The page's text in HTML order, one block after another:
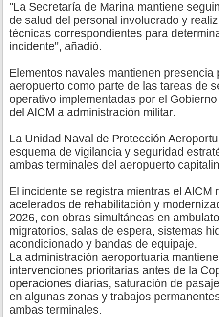
"La Secretaría de Marina mantiene
de salud del personal involucrado y
técnicas correspondientes para
incidente", añadió.
Elementos navales mantienen presencia
aeropuerto como parte de las tareas de
operativo implementadas por el
del AICM a administración militar.
La Unidad Naval de Protección
esquema de vigilancia y seguridad
ambas terminales del aeropuerto
El incidente se registra mientras el AICM
acelerados de rehabilitación y
2026, con obras simultáneas en
migratorios, salas de espera, sistemas
acondicionado y bandas de equipaje.
La administración aeroportuaria
intervenciones prioritarias antes de la
operaciones diarias, saturación de
en algunas zonas y trabajos
ambas terminales.